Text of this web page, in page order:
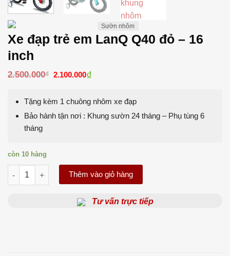
Sườn nhôm
Xe đạp trẻ em LanQ Q40 đỏ – 16
inch
2.500.000₫ Giá
gốc
2.100.000₫
2.100.000₫.
Tặng kèm 1 chuông nhôm xe đạp
Bảo hành tận nơi : Khung sườn 24 tháng – Phụ tùng 6
tháng
còn 10 hàng
Xe đạp trẻ em LanQ Q40 đỏ - 16 inch số lượng
Thêm vào giỏ hàng
Tư vấn trực tiếp